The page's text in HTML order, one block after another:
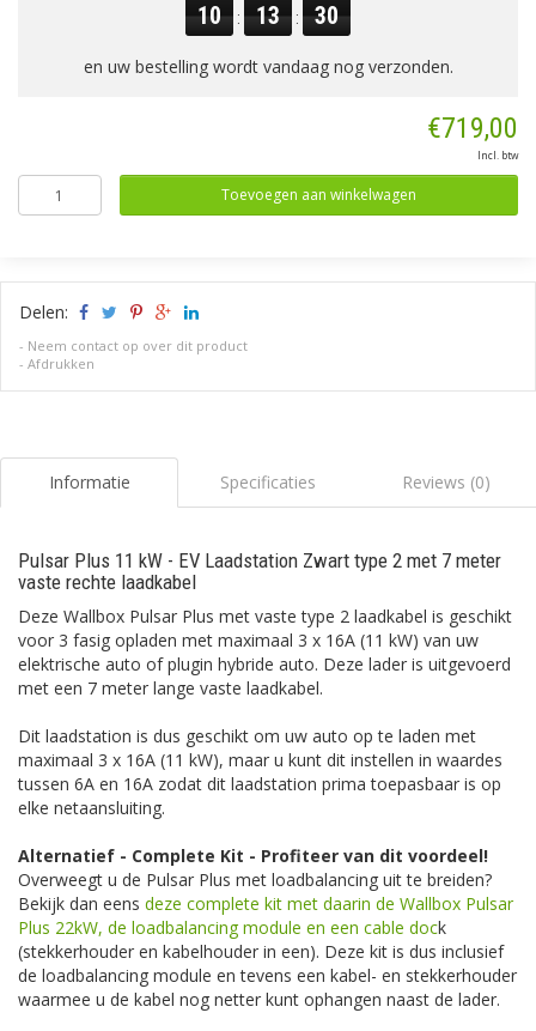
10 : 13 : 30
en uw bestelling wordt vandaag nog verzonden.
€719,00
Incl. btw
Toevoegen aan winkelwagen
Delen:
- Neem contact op over dit product
- Afdrukken
Informatie Specificaties Reviews (0)
Pulsar Plus 11 kW - EV Laadstation Zwart type 2 met 7 meter
vaste rechte laadkabel
Deze Wallbox Pulsar Plus met vaste type 2 laadkabel is geschikt
voor 3 fasig opladen met maximaal 3 x 16A (11 kW) van uw
elektrische auto of plugin hybride auto. Deze lader is uitgevoerd
met een 7 meter lange vaste laadkabel.
Dit laadstation is dus geschikt om uw auto op te laden met
maximaal 3 x 16A (11 kW), maar u kunt dit instellen in waardes
tussen 6A en 16A zodat dit laadstation prima toepasbaar is op
elke netaansluiting.
Alternatief - Complete Kit - Profiteer van dit voordeel!
Overweegt u de Pulsar Plus met loadbalancing uit te breiden?
Bekijk dan eens deze complete kit met daarin de Wallbox Pulsar
Plus 22kW, de loadbalancing module en een cable dock
(stekkerhouder en kabelhouder in een). Deze kit is dus inclusief
de loadbalancing module en tevens een kabel- en stekkerhouder
waarmee u de kabel nog netter kunt ophangen naast de lader.